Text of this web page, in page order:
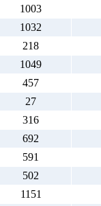
1003
1032
218
1049
457
27
316
692
591
502
1151